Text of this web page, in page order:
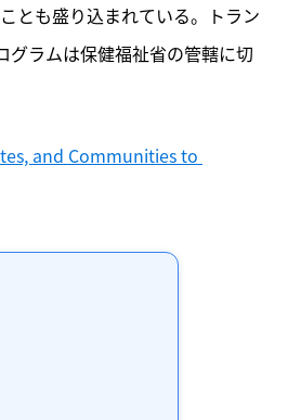
とも盛り込まれている。トラン
グラムは保健福祉省の管轄に切
and Communities to